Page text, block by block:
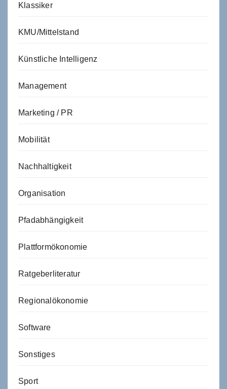
Klassiker
KMU/Mittelstand
Künstliche Intelligenz
Management
Marketing / PR
Mobilität
Nachhaltigkeit
Organisation
Pfadabhängigkeit
Plattformökonomie
Ratgeberliteratur
Regionalökonomie
Software
Sonstiges
Sport